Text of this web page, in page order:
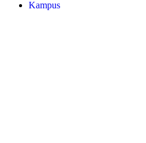
Kampus